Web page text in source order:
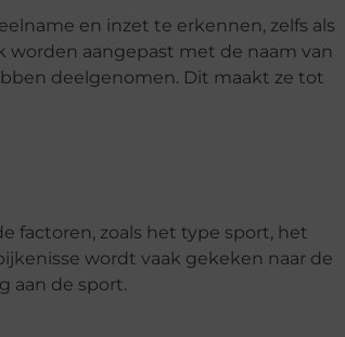
en inzet te erkennen, zelfs als
aangepast met de naam van
deelgenomen. Dit maakt ze tot
factoren, zoals het type sport, het
wordt vaak gekeken naar de
aan de sport.